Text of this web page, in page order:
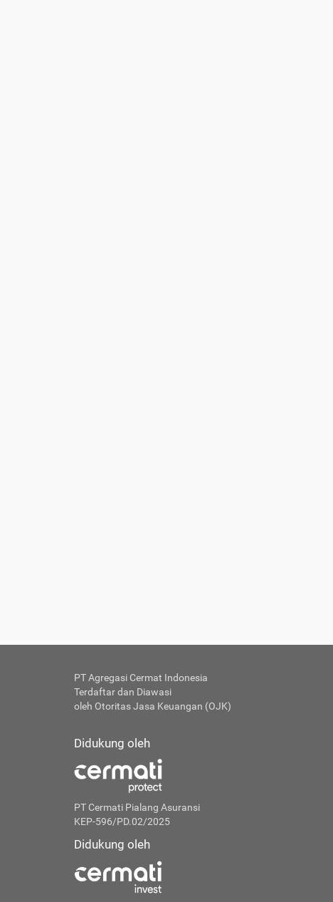
PT Agregasi Cermat Indonesia
Terdaftar dan Diawasi
oleh Otoritas Jasa Keuangan (OJK)
Didukung oleh
PT Cermati Pialang Asuransi
KEP-596/PD.02/2025
Didukung oleh